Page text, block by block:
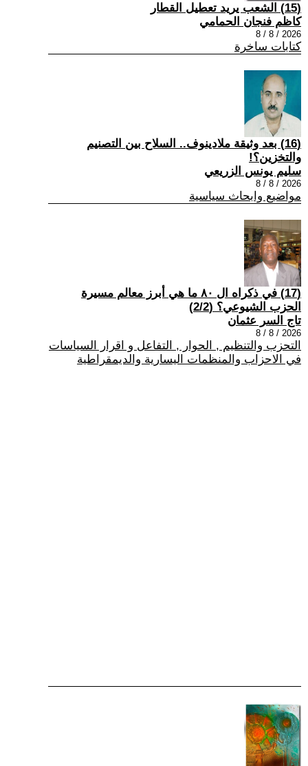
(15) الشعب يريد تعطيل القطار
كاظم فنجان الحمامي
2026 / 8 / 8
كتابات ساخرة
(16) بعد وثيقة ملادينوف.. السلاح بين التصنيم
والتخزين؟!
سليم يونس الزريعي
2026 / 8 / 8
مواضيع وابحاث سياسية
(17) في ذكراه ال ٨٠ ما هي أبرز معالم مسيرة
الحزب الشيوعي؟ (2/2)
تاج السر عثمان
2026 / 8 / 8
التحزب والتنظيم , الحوار , التفاعل و اقرار السياسات
في الاحزاب والمنظمات اليسارية والديمقراطية